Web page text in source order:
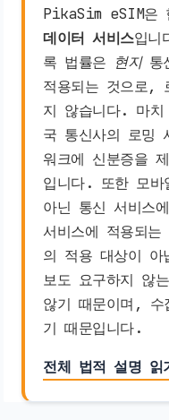
PikaSim eSIM은
데이터 서비스입니
록 법률은 현지통
적용되는 것으로,
지 않습니다. 마치
국 통신사의 로밍
워크에 신분증을
입니다. 또한 모바
아닌 통신 서비스
서비스에 적용되
의 적용 대상이 아
보도 요구하지 않
않기 때문이며, 수
기 때문입니다.
전체 법적 설명 읽